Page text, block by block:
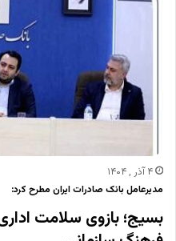
۴ آذر , ۱۴۰۴
مدیرعامل بانک صادرات ایران مطرح کرد:
بسیج؛ بازوی سلامت